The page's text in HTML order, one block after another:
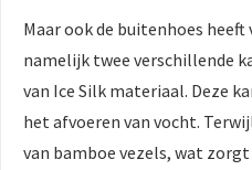
Maar ook de buitenhoes heeft
namelijk twee verschillende
van Ice Silk materiaal. Deze
het afvoeren van vocht.
van bamboe vezels, wat